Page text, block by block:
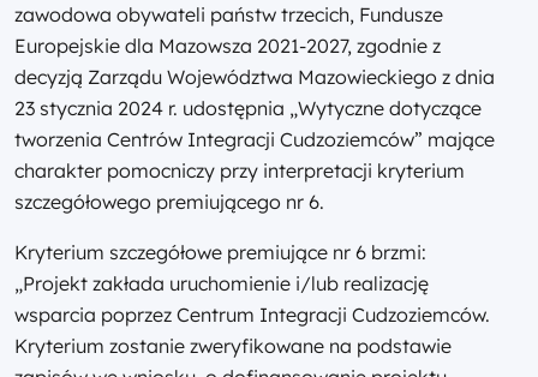
zawodowa obywateli państw trzecich, Fundusze
Europejskie dla Mazowsza 2021-2027, zgodnie z
decyzją Zarządu Województwa Mazowieckiego z dnia
23 stycznia 2024 r. udostępnia „Wytyczne dotyczące
tworzenia Centrów Integracji Cudzoziemców” mające
charakter pomocniczy przy interpretacji kryterium
szczegółowego premiującego nr 6.
Kryterium szczegółowe premiujące nr 6 brzmi:
„Projekt zakłada uruchomienie i/lub realizację
wsparcia poprzez Centrum Integracji Cudzoziemców.
Kryterium zostanie zweryfikowane na podstawie